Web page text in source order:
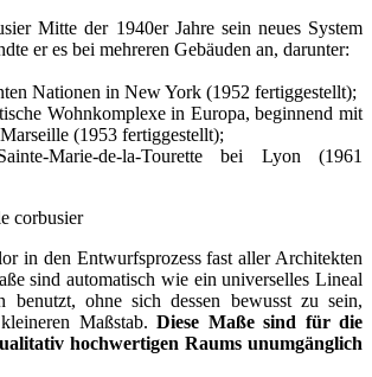
Mitte der 1940er Jahre sein neues System
er es bei mehreren Gebäuden an, darunter:
Nationen in New York (1952 fertiggestellt);
Wohnkomplexe in Europa, beginnend mit
(1953 fertiggestellt);
Marie-de-la-Tourette bei Lyon (1961
in den Entwurfsprozess fast aller Architekten
sind automatisch wie ein universelles Lineal
benutzt, ohne sich dessen bewusst zu sein,
Maßstab.Diese Maße sind für die
hochwertigen Raums unumgänglich